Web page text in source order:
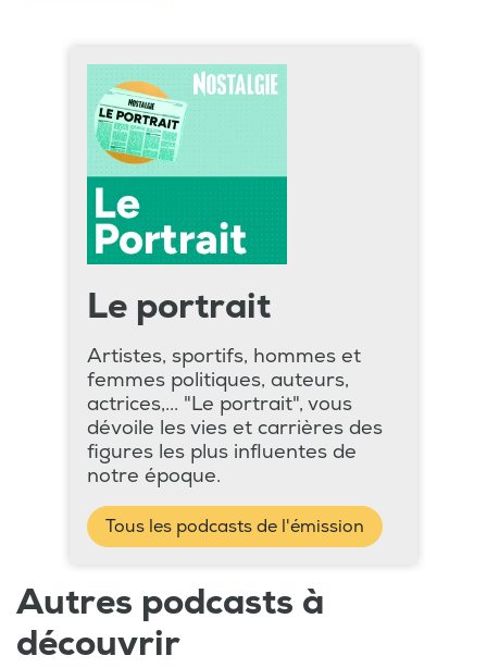
Le portrait
Artistes, sportifs, hommes et
femmes politiques, auteurs,
actrices,... "Le portrait", vous
dévoile les vies et carrières des
figures les plus influentes de
notre époque.
Tous les podcasts de l'émission
Autres podcasts à
découvrir